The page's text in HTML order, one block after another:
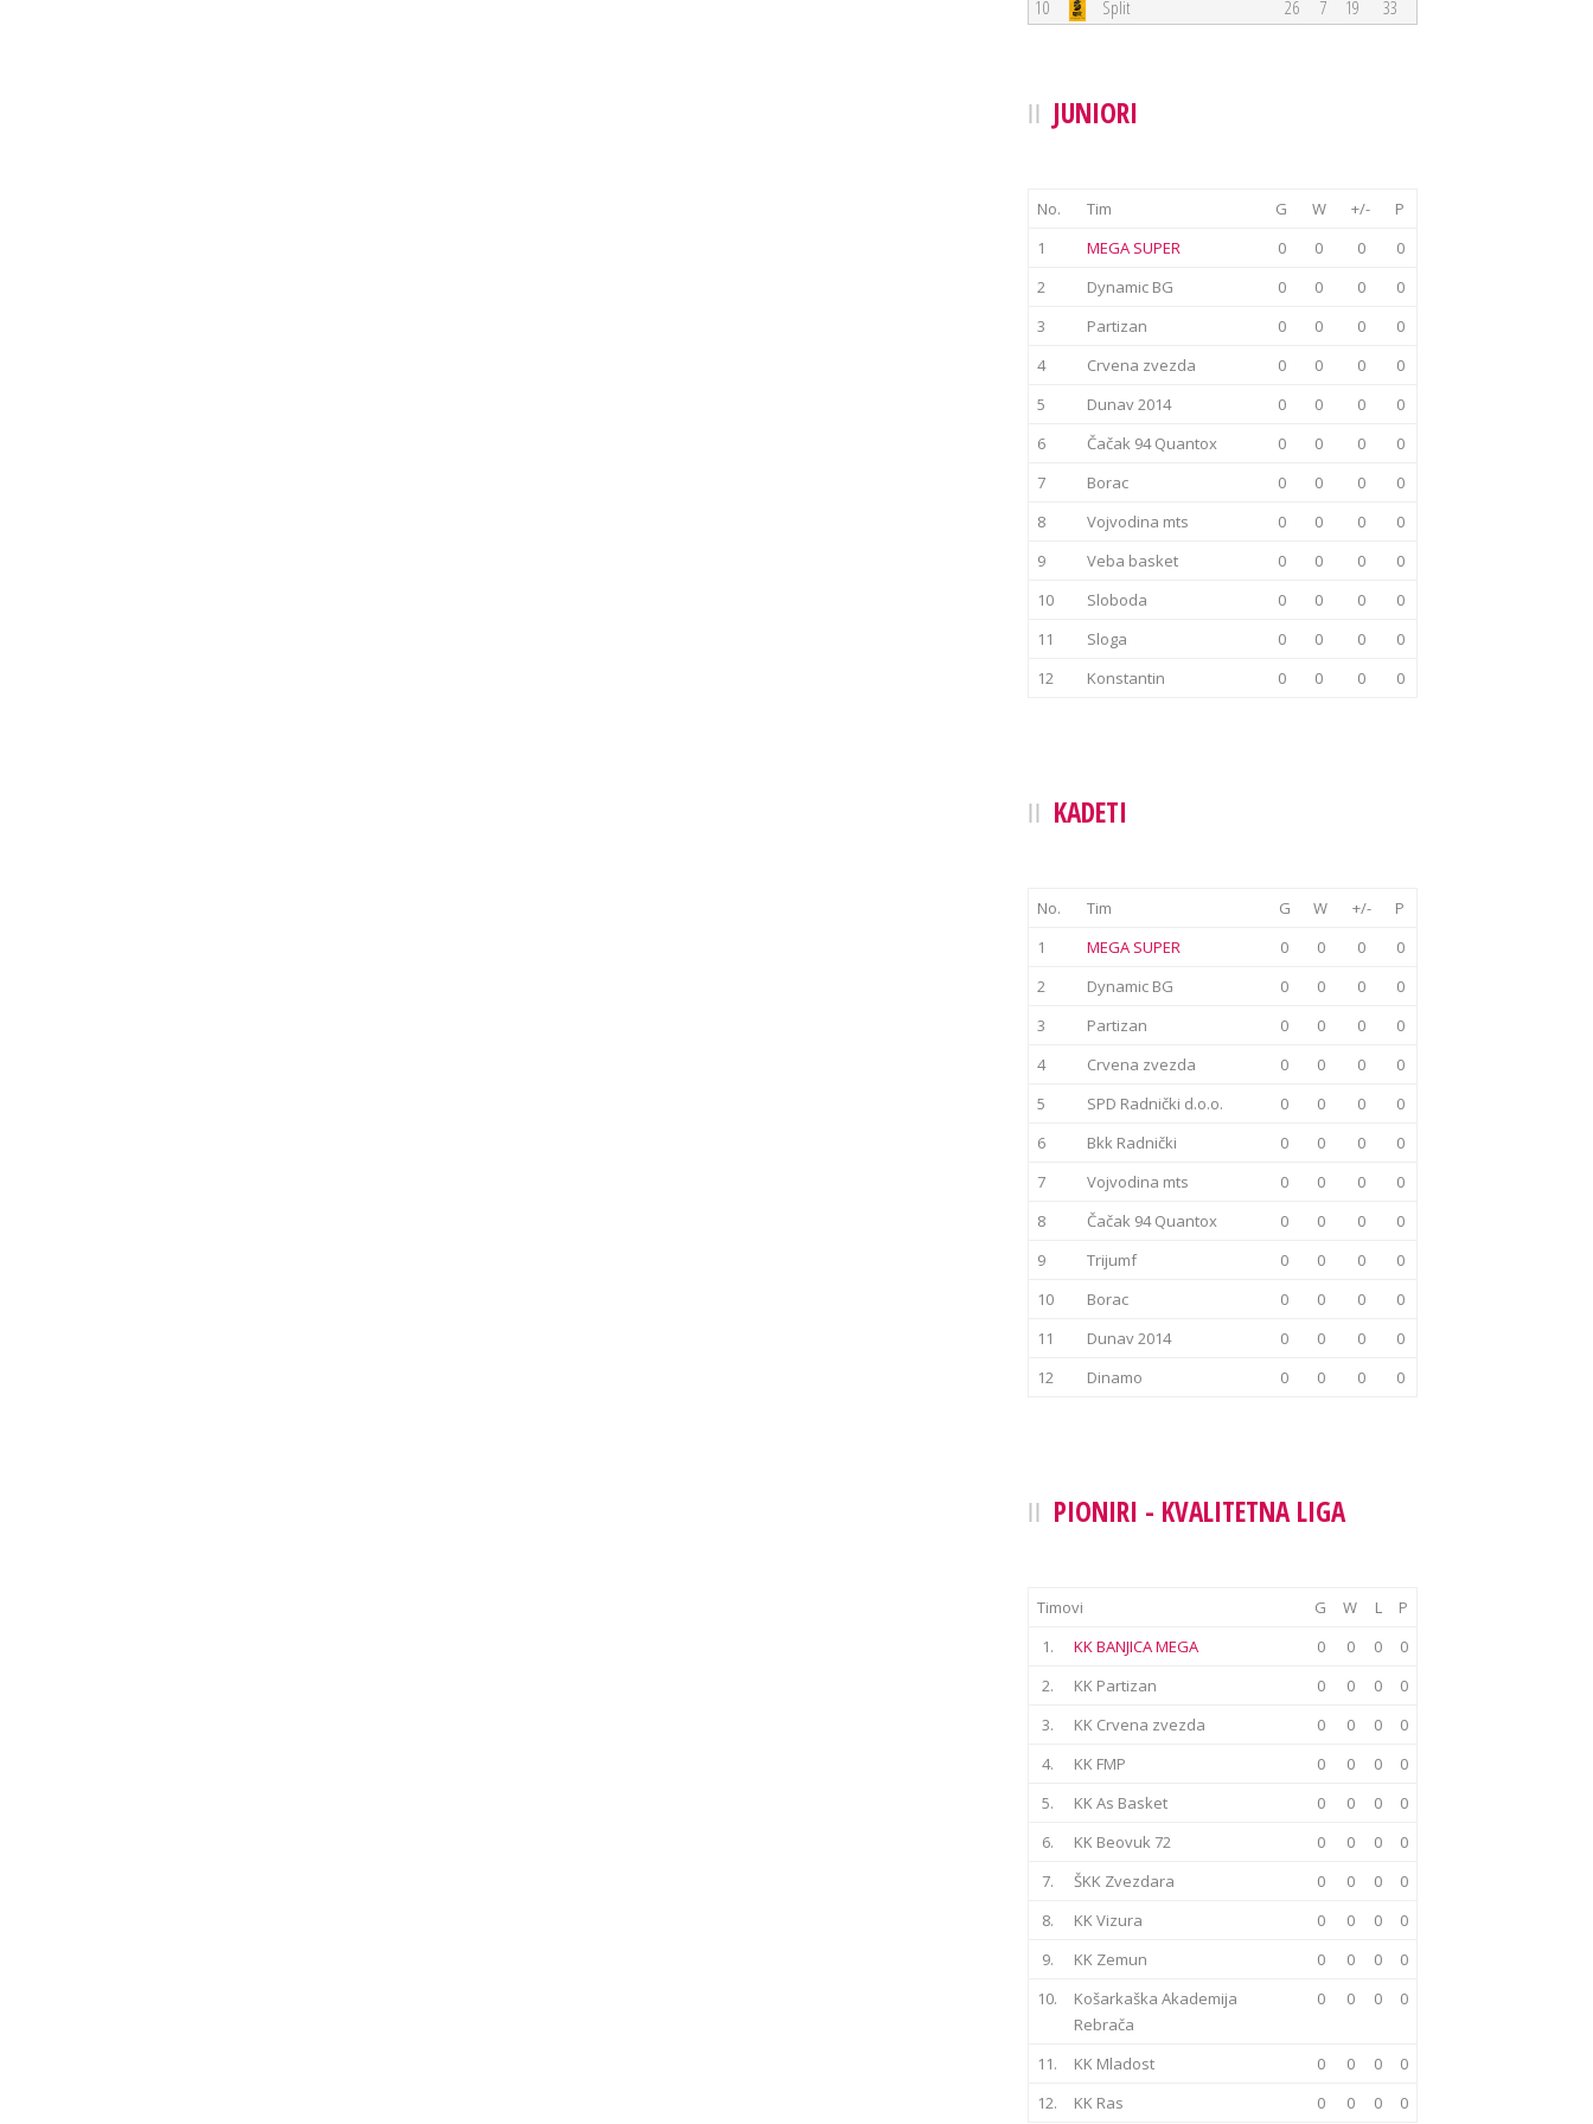
10
Split 26 7 19 33
JUNIORI
No. Tim G W +/-
P
1
MEGA SUPER 0 0 0
0
2
Dynamic BG 0 0 0
0
3
Partizan 0 0 0
0
4
Crvena zvezda 0 0 0
0
5
Dunav 2014 0 0 0
0
6
Čačak 94 Quantox 0 0 0
0
7
Borac 0 0 0
0
8
Vojvodina mts 0 0 0
0
9
Veba basket 0 0 0
0
10
Sloboda 0 0 0
0
11
Sloga 0 0 0
0
12
Konstantin 0 0 0 0
KADETI
No. Tim G W +/-
P
1
MEGA SUPER 0 0 0
0
2
Dynamic BG 0 0 0
0
3
Partizan 0 0 0
0
4
Crvena zvezda 0 0 0
0
5
SPD Radnički d.o.o. 0 0 0
0
6
Bkk Radnički 0 0 0
0
7
Vojvodina mts 0 0 0
0
8
Čačak 94 Quantox 0 0 0
0
9
Trijumf 0 0 0
0
10
Borac 0 0 0
0
11
Dunav 2014 0 0 0
0
12
Dinamo 0 0 0 0
PIONIRI - KVALITETNA LIGA
Timovi G W L
P
1.
KK BANJICA MEGA 0 0 0
0
2.
KK Partizan 0 0 0
0
3.
KK Crvena zvezda 0 0 0
0
4.
KK FMP 0 0 0
0
5.
KK As Basket 0 0 0
0
6.
KK Beovuk 72 0 0 0
0
7.
ŠKK Zvezdara 0 0 0
0
8.
KK Vizura 0 0 0
0
9.
KK Zemun 0 0 0
0
10.
Košarkaška Akademija
Rebrača
0 0 0 0
11. KK Mladost 0 0 0
0
12.
KK Ras 0 0 0 0